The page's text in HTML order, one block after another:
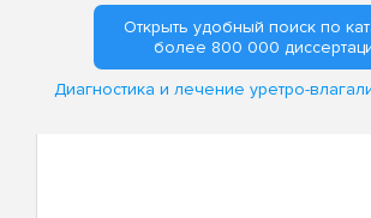
Открыть удобный поиск по
более 800 000
Диагностика и лечение уретро-